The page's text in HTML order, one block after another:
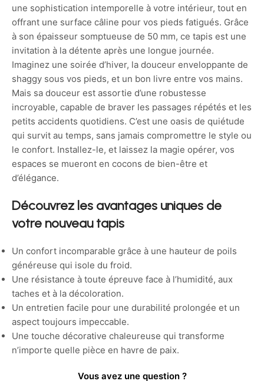
une sophistication intemporelle à votre intérieur, tout en
offrant une surface câline pour vos pieds fatigués. Grâce
à son épaisseur somptueuse de 50 mm, ce tapis est une
invitation à la détente après une longue journée.
Imaginez une soirée d’hiver, la douceur enveloppante de
shaggy sous vos pieds, et un bon livre entre vos mains.
Mais sa douceur est assortie d’une robustesse
incroyable, capable de braver les passages répétés et les
petits accidents quotidiens. C’est une oasis de quiétude
qui survit au temps, sans jamais compromettre le style ou
le confort. Installez-le, et laissez la magie opérer, vos
espaces se mueront en cocons de bien-être et
d’élégance.
Découvrez les avantages uniques de
votre nouveau tapis
Un confort incomparable grâce à une hauteur de poils
généreuse qui isole du froid.
Une résistance à toute épreuve face à l’humidité, aux
taches et à la décoloration.
Un entretien facile pour une durabilité prolongée et un
aspect toujours impeccable.
Une touche décorative chaleureuse qui transforme
n’importe quelle pièce en havre de paix.
Vous avez une question ?